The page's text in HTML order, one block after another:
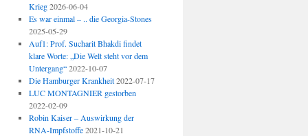
Krieg 2026-06-04
Es war einmal – .. die Georgia-Stones
2025-05-29
Auf1: Prof. Sucharit Bhakdi findet
klare Worte: „Die Welt steht vor dem
Untergang“ 2022-10-07
Die Hamburger Krankheit 2022-07-17
LUC MONTAGNIER gestorben
2022-02-09
Robin Kaiser – Auswirkung der
RNA-Impfstoffe 2021-10-21